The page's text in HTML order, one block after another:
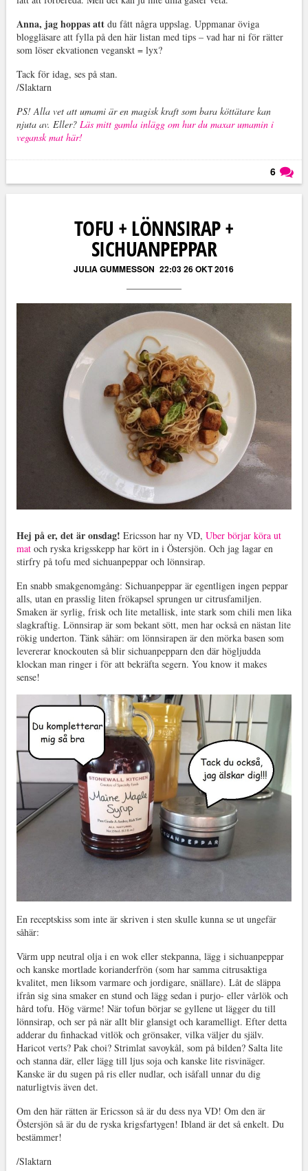
Anna, jag hoppas attdu fått några uppslag. Uppmanar öviga
bloggläsare att fylla på den här listan med tips – vad har ni för rätter
som löser ekvationen veganskt = lyx?
Tack för idag, ses på stan.
/Slaktarn
PS! Alla vet att umami är en magisk kraft som bara köttätare kan
njuta av. Eller? Läs mitt gamla inlägg om hur du maxar umamin i
vegansk mat här!
6
TOFU + LÖNNSIRAP +
SICHUANPEPPAR
JULIA GUMMESSON 22:03 26 OKT 2016
Hej på er, det är onsdag! Ericsson har ny VD, Uber börjar köra ut
matoch ryska krigsskepp har kört in i Östersjön. Och jag lagar en
stirfry på tofu med sichuanpeppar och lönnsirap.
En snabb smakgenomgång: Sichuanpeppar är egentligen ingen peppar
alls, utan en prasslig liten frökapsel sprungen ur citrusfamiljen.
Smaken är syrlig, frisk och lite metallisk, inte stark som chili men lika
slagkraftig. Lönnsirap är som bekant sött, men har också en nästan lite
rökig underton. Tänk såhär: om lönnsirapen är den mörka basen som
levererar knockouten så blir sichuanpepparn den där högljudda
klockan man ringer i för att bekräfta segern. You know it makes
sense!
En receptskiss som inte är skriven i sten skulle kunna se ut ungefär
såhär:
Värm upp neutral olja i en wok eller stekpanna, lägg i sichuanpeppar
och kanske mortlade korianderfrön (som har samma citrusaktiga
kvalitet, men liksom varmare och jordigare, snällare). Låt de släppa
ifrån sig sina smaker en stund och lägg sedan i purjo- eller vårlök och
hård tofu. Hög värme! När tofun börjar se gyllene ut lägger du till
lönnsirap, och ser på när allt blir glansigt och karamelligt. Efter detta
adderar du finhackad vitlök och grönsaker, vilka väljer du själv.
Haricot verts? Pak choi? Strimlat savoykål, som på bilden? Salta lite
och stanna där, eller lägg till ljus soja och kanske lite risvinäger.
Kanske är du sugen på ris eller nudlar, och isåfall unnar du dig
naturligtvis även det.
Om den här rätten är Ericsson så är du dess nya VD! Om den är
Östersjön så är du de ryska krigsfartygen! Ibland är det så enkelt. Du
bestämmer!
/Slaktarn